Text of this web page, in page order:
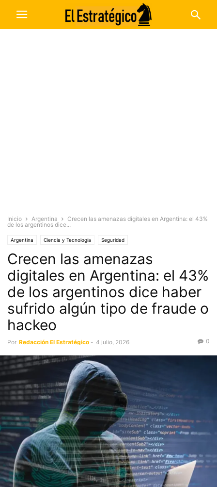
Inicio Argentina
Crecen las amenazas digitales en Argentina: el 43%
de los argentinos dice...
Argentina Ciencia y Tecnología Seguridad
Crecen las amenazas
digitales en Argentina: el 43%
de los argentinos dice haber
sufrido algún tipo de fraude o
hackeo
Por Redacción El Estratégico - 4 julio, 2026 0